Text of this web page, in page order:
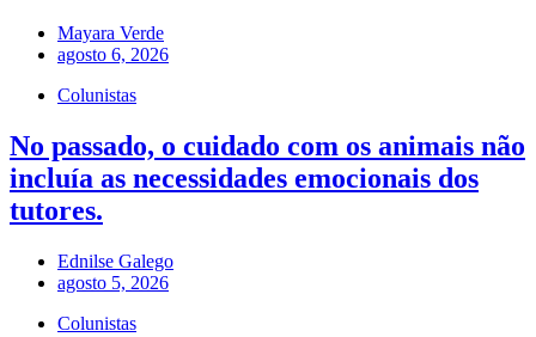
Mayara Verde
agosto 6, 2026
Colunistas
No passado, o cuidado com os animais não
incluía as necessidades emocionais dos
tutores.
Ednilse Galego
agosto 5, 2026
Colunistas